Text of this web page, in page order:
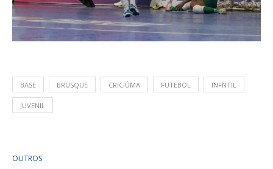
BASE BRUSQUE CRICIÚMA FUTEBOL INFNTIL
JUVENIL
OUTROS